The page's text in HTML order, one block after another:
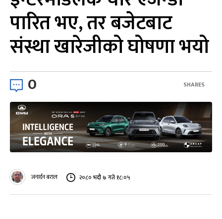
पारित भए, तर बजेटबाट
संस्था खारेजीको घोषणा भयो
0 SHARES
जनार्दन बराल २०८० भदौ ७ गते १८:०५